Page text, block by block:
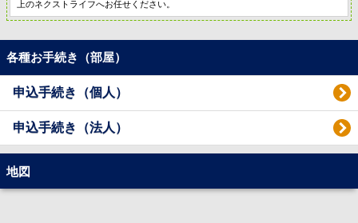
上のネクストライフへお任せください。
各種お手続き（部屋）
申込手続き（個人）
申込手続き（法人）
地図